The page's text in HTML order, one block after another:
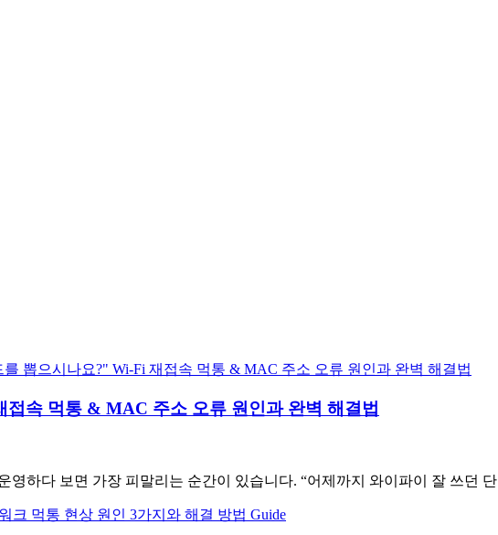
속 먹통 & MAC 주소 오류 원인과 완벽 해결법
영하다 보면 가장 피말리는 순간이 있습니다. “어제까지 와이파이 잘 쓰던